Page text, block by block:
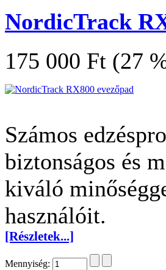
NordicTrack
175 000 Ft (27
Számos
biztonságos és
kiváló
használóit.
[Részletek...]
Mennyiség: